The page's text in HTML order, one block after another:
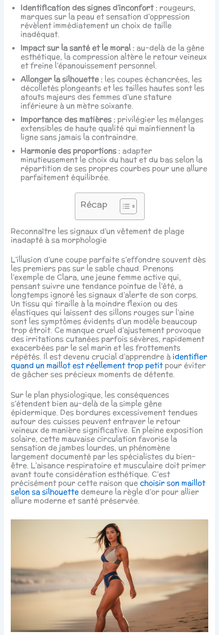
Identification des signes d’inconfort : rougeurs,
marques sur la peau et sensation d’oppression
révèlent immédiatement un choix de taille
inadéquat.
Impact sur la santé et le moral : au-delà de la gêne
esthétique, la compression altère le retour veineux
et freine l’épanouissement personnel.
Allonger la silhouette : les coupes échancrées, les
décolletés plongeants et les tailles hautes sont les
atouts majeurs des femmes d’une stature
inférieure à un mètre soixante.
Importance des matières : privilégier les mélanges
extensibles de haute qualité qui maintiennent la
ligne sans jamais la contraindre.
Harmonie des proportions : adapter
minutieusement le choix du haut et du bas selon la
répartition de ses propres courbes pour une allure
parfaitement équilibrée.
Récap
Reconnaître les signaux d’un vêtement de plage
inadapté à sa morphologie
L’illusion d’une coupe parfaite s’effondre souvent dès
les premiers pas sur le sable chaud. Prenons
l’exemple de Clara, une jeune femme active qui,
pensant suivre une tendance pointue de l’été, a
longtemps ignoré les signaux d’alerte de son corps.
Un tissu qui tiraille à la moindre flexion ou des
élastiques qui laissent des sillons rouges sur l’aine
sont les symptômes évidents d’un modèle beaucoup
trop étroit. Ce manque cruel d’ajustement provoque
des irritations cutanées parfois sévères, rapidement
exacerbées par le sel marin et les frottements
répétés. Il est devenu crucial d’apprendre à identifier
quand un maillot est réellement trop petitpour éviter
de gâcher ses précieux moments de détente.
Sur le plan physiologique, les conséquences
s’étendent bien au-delà de la simple gêne
épidermique. Des bordures excessivement tendues
autour des cuisses peuvent entraver le retour
veineux de manière significative. En pleine exposition
solaire, cette mauvaise circulation favorise la
sensation de jambes lourdes, un phénomène
largement documenté par les spécialistes du bien-
être. L’aisance respiratoire et musculaire doit primer
avant toute considération esthétique. C’est
précisément pour cette raison que choisir son maillot
selon sa silhouette demeure la règle d’or pour allier
allure moderne et santé préservée.